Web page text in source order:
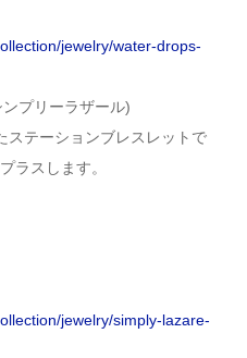
jewelry/water-drops-
プリーラザール)
ステーションブレスレットで
ラスします。
jewelry/simply-lazare-